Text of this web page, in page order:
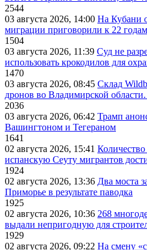
2544
03 августа 2026, 14:00 На Кубани
миграции приговорили к 22
1504
03 августа 2026, 11:39 Суд не
использовать крокодилов для
1470
03 августа 2026, 08:45 Склад
дронов во Владимирской
2036
03 августа 2026, 06:42 Трамп
Вашингтоном и Тегераном
1641
02 августа 2026, 15:41
испанскую Сеуту мигрантов
1924
02 августа 2026, 13:36 Два моста
Приморье в результате паводка
1925
02 августа 2026, 10:36 268
выдали непригодную для
1929
02 августа 2026, 09:22 На смену